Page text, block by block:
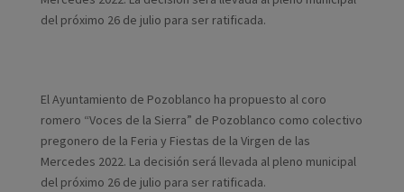
del próximo 26 de julio para ser ratificada.
El Ayuntamiento de Pozoblanco ha propuesto al coro
romero “Voces de la Sierra” de Pozoblanco como colectivo
pregonero de la Feria y Fiestas de la Virgen de las
Mercedes 2022. La decisión será llevada al pleno municipal
del próximo 26 de julio para ser ratificada.